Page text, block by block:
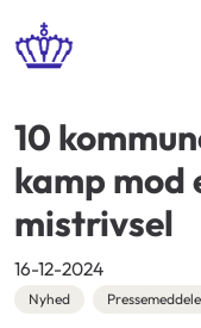
10
kamp mod
mistrivsel
16-12-2024
Nyhed